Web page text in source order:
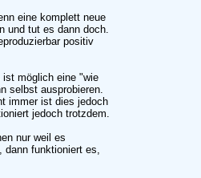
eine komplett neue
und tut es dann doch.
positiv
möglich eine "wie
selbst ausprobieren.
immer ist dies jedoch
jedoch trotzdem.
nur weil es
funktioniert es,